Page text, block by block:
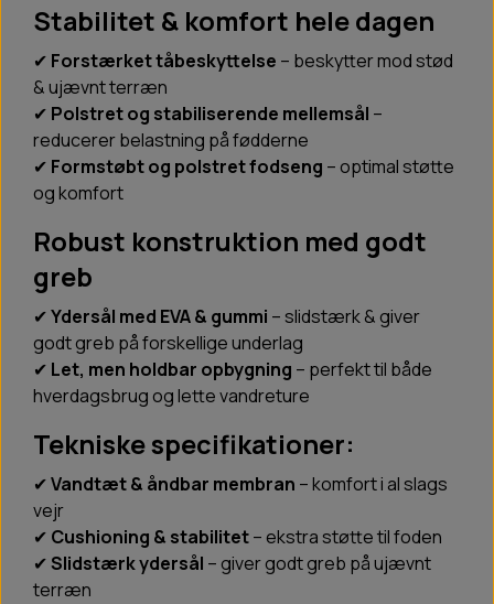
Stabilitet & komfort hele dagen
✔ Forstærket tåbeskyttelse – beskytter mod stød
& ujævnt terræn
✔ Polstret og stabiliserende mellemsål –
reducerer belastning på fødderne
✔ Formstøbt og polstret fodseng – optimal støtte
og komfort
Robust konstruktion med godt
greb
✔Ydersål med EVA & gummi – slidstærk & giver
godt greb på forskellige underlag
✔ Let, men holdbar opbygning – perfekt til både
hverdagsbrug og lette vandreture
Tekniske specifikationer:
✔Vandtæt & åndbar membran – komfort i al slags
vejr
✔ Cushioning & stabilitet– ekstra støtte til foden
✔Slidstærk ydersål – giver godt greb på ujævnt
terræn